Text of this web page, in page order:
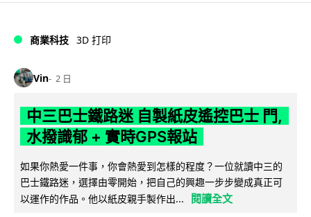
商業科技 3D 打印
Vin 2 日
中三巴士鐵路迷 自製紙皮遙控巴士 門,
水撥識郁 + 實時GPS報站
如果你熱愛一件事，你會熱愛到怎樣的程度？一位就讀中三的
巴士鐵路迷，選擇由零開始，把自己的興趣一步步變成真正可
以運作的作品。他以紙皮親手製作出...
閱讀全文